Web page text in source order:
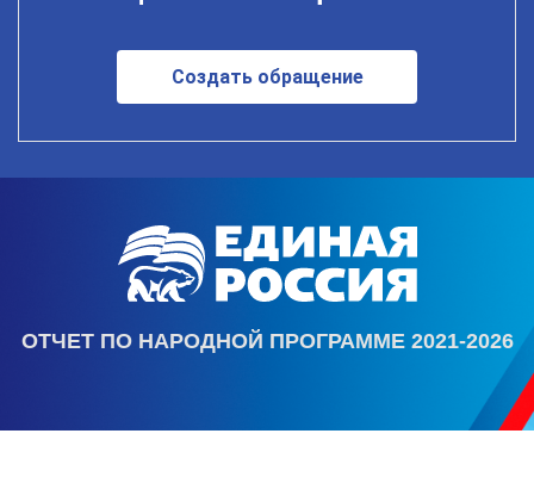
Создать обращение
ОТЧЕТ ПО НАРОДНОЙ ПРОГРАММЕ 2021-2026